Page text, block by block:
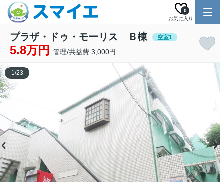
お気に入り
0
プラザ・ドゥ・モーリス Ｂ棟 空室1
5.8万円 管理/共益費 3,000円
1/23